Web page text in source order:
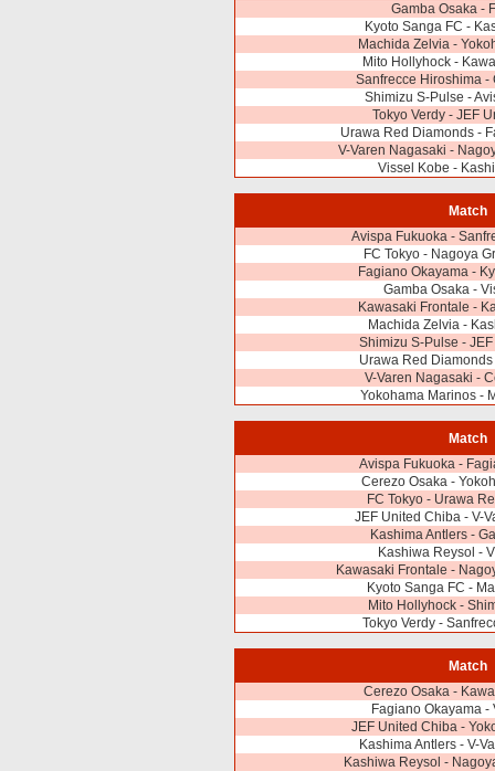
Gamba Osaka -
Kyoto Sanga FC -
Machida Zelvia -
Mito Hollyhock -
Sanfrecce Hiroshima -
Shimizu S-Pulse -
Tokyo Verdy - JEF
Urawa Red Diamonds -
V-Varen Nagasaki -
Vissel Kobe -
Match
Avispa Fukuoka -
FC Tokyo - Nagoya
Fagiano Okayama -
Gamba Osaka -
Kawasaki Frontale -
Machida Zelvia -
Shimizu S-Pulse -
Urawa Red Diamonds
V-Varen Nagasaki -
Yokohama Marinos -
Match
Avispa Fukuoka -
Cerezo Osaka -
FC Tokyo - Urawa
JEF United Chiba - V-
Kashima Antlers -
Kashiwa Reysol -
Kawasaki Frontale -
Kyoto Sanga FC -
Mito Hollyhock -
Tokyo Verdy -
Match
Cerezo Osaka -
Fagiano Okayama -
JEF United Chiba -
Kashima Antlers - V-
Kashiwa Reysol -